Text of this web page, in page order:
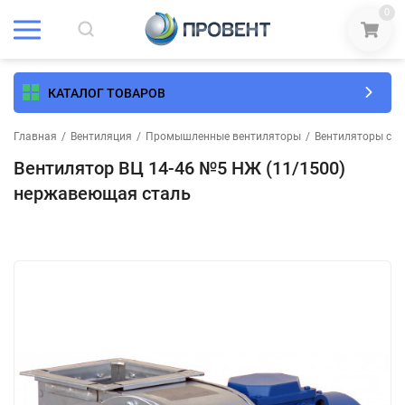
0
КАТАЛОГ ТОВАРОВ
Главная / Вентиляция / Промышленные вентиляторы / Вентиляторы
Вентилятор ВЦ 14-46 №5 НЖ (11/1500)
нержавеющая сталь